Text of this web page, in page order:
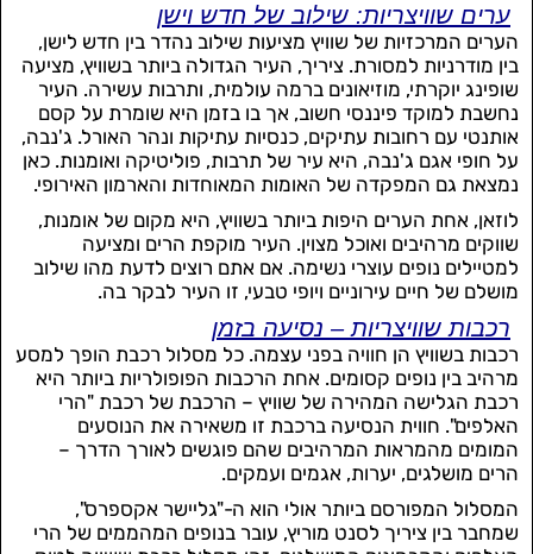
ערים שוויצריות: שילוב של חדש וישן
הערים המרכזיות של שוויץ מציעות שילוב נהדר בין חדש לישן,
בין מודרניות למסורת. ציריך, העיר הגדולה ביותר בשוויץ, מציעה
שופינג יוקרתי, מוזיאונים ברמה עולמית, ותרבות עשירה. העיר
נחשבת למוקד פיננסי חשוב, אך בו בזמן היא שומרת על קסם
אותנטי עם רחובות עתיקים, כנסיות עתיקות ונהר האורל. ג'נבה,
על חופי אגם ג'נבה, היא עיר של תרבות, פוליטיקה ואומנות. כאן
נמצאת גם המפקדה של האומות המאוחדות והארמון האירופי.
לוזאן, אחת הערים היפות ביותר בשוויץ, היא מקום של אומנות,
שווקים מרהיבים ואוכל מצוין. העיר מוקפת הרים ומציעה
למטיילים נופים עוצרי נשימה. אם אתם רוצים לדעת מהו שילוב
מושלם של חיים עירוניים ויופי טבעי, זו העיר לבקר בה.
רכבות שוויצריות – נסיעה בזמן
רכבות בשוויץ הן חוויה בפני עצמה. כל מסלול רכבת הופך למסע
מרהיב בין נופים קסומים. אחת הרכבות הפופולריות ביותר היא
רכבת הגלישה המהירה של שוויץ – הרכבת של רכבת "הרי
האלפים". חווית הנסיעה ברכבת זו משאירה את הנוסעים
המומים מהמראות המרהיבים שהם פוגשים לאורך הדרך –
הרים מושלגים, יערות, אגמים ועמקים.
המסלול המפורסם ביותר אולי הוא ה-"גליישר אקספרס",
שמחבר בין ציריך לסנט מוריץ, עובר בנופים המהממים של הרי